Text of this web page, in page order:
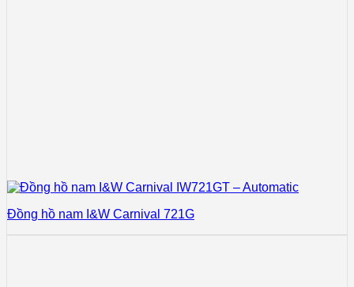
Đồng hồ nam I&W Carnival 721G